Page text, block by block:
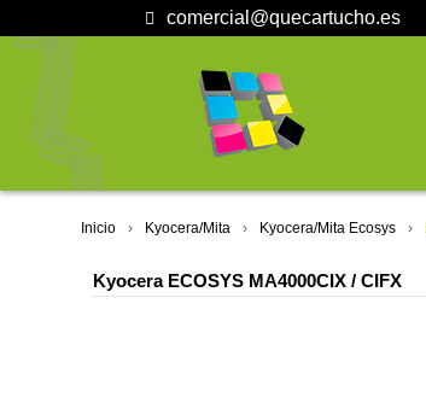
comercial@quecartucho.es
Inicio Kyocera/Mita Kyocera/Mita Ecosys
Kyocera ECOSYS MA4000CIX / CIFX